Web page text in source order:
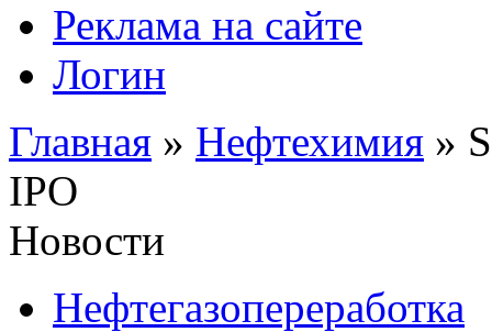
Реклама на сайте
Логин
Главная » Нефтехимия »
IPO
Новости
Нефтегазопереработка